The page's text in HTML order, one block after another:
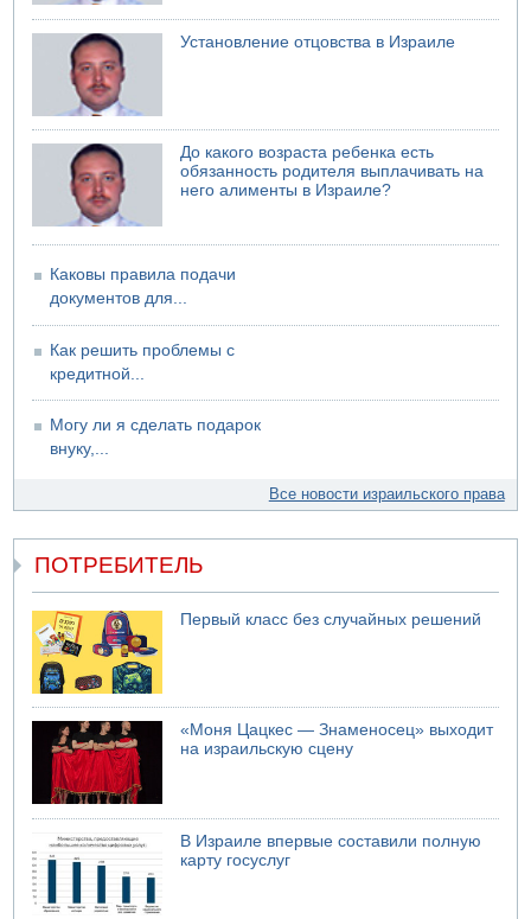
электрической компании
06.08.2026 13:07
Возле Кирьят-Арбы пожар на местности
06.08.2026 12:06
США не будут давить на Израиль в вопросе Ливана
06.08.2026 11:41
Трое подростков ограбили сексшоп в Холоне
Установление отцовства в Израиле
До какого возраста ребенка есть
обязанность родителя выплачивать на
него алименты в Израиле?
Каковы правила подачи
документов для...
Как решить проблемы с
кредитной...
Могу ли я сделать подарок
внуку,...
Все новости израильского права
ПОТРЕБИТЕЛЬ
Первый класс без случайных решений
«Моня Цацкес — Знаменосец» выходит
на израильскую сцену
В Израиле впервые составили полную
карту госуслуг